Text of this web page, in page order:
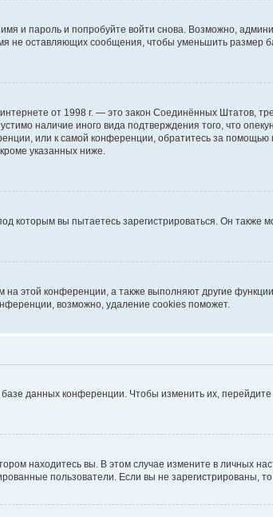
и пароль и попробуйте войти снова. Возможно,
не оставляющих сообщения, чтобы уменьшить размер
от 1998 г. — это закон Соединённых Штатов,
наличие иного вида подтверждения того, что
или к самой конференции, обратитесь за
указанных ниже.
вы пытаетесь зарегистрироваться. Он также
этой конференции, а также выполняют другие
возможно, удаление cookies поможет.
данных конференции. Чтобы изменить их, перейдите
находитесь вы. В этом случае измените в личных
пользователи. Если вы не зарегистрированы,